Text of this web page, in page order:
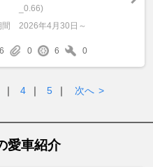
_0.66)
2026年4月30日～
0 6 0
｜ 4 ｜ 5 ｜ 次へ >
愛車紹介